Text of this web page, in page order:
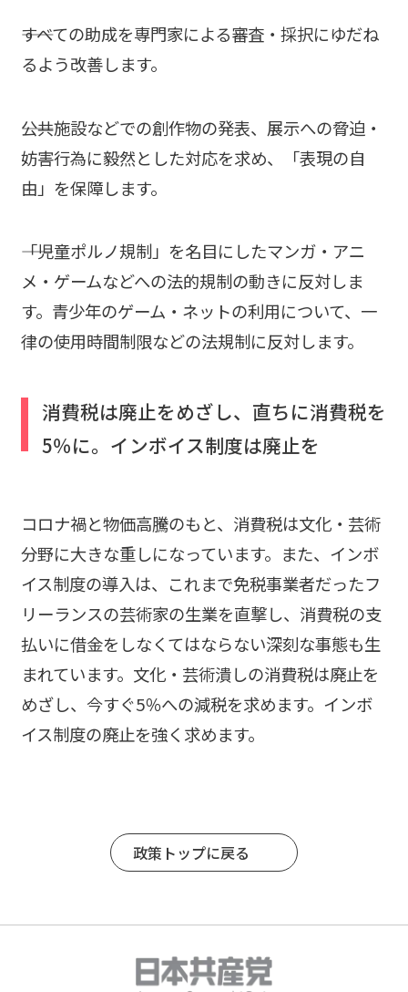
――すべての助成を専門家による審査・採択にゆだね
るよう改善します。
――公共施設などでの創作物の発表、展示への脅迫・
妨害行為に毅然とした対応を求め、「表現の自
由」を保障します。
――「児童ポルノ規制」を名目にしたマンガ・アニ
メ・ゲームなどへの法的規制の動きに反対しま
す。青少年のゲーム・ネットの利用について、一
律の使用時間制限などの法規制に反対します。
消費税は廃止をめざし、直ちに消費税を
5％に。インボイス制度は廃止を
コロナ禍と物価高騰のもと、消費税は文化・芸術
分野に大きな重しになっています。また、インボ
イス制度の導入は、これまで免税事業者だったフ
リーランスの芸術家の生業を直撃し、消費税の支
払いに借金をしなくてはならない深刻な事態も生
まれています。文化・芸術潰しの消費税は廃止を
めざし、今すぐ5％への減税を求めます。インボ
イス制度の廃止を強く求めます。
政策トップに戻る